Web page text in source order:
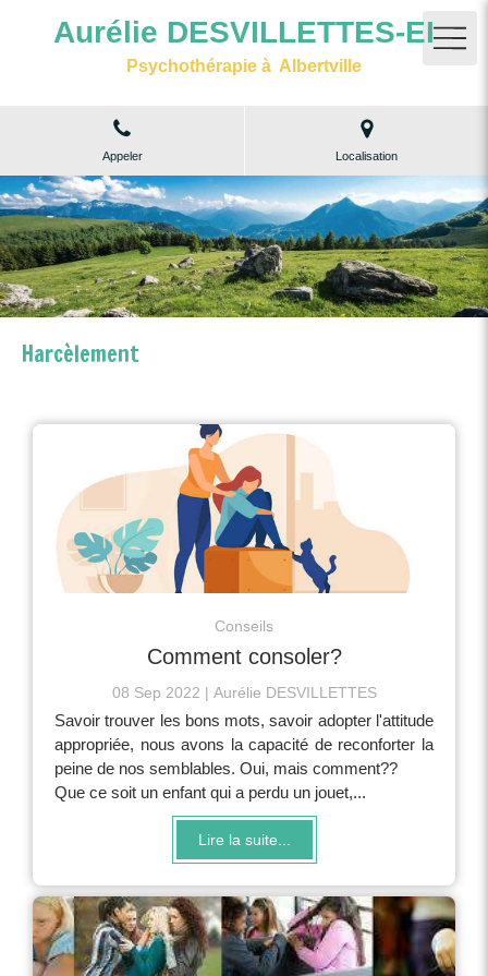
Aurélie DESVILLETTES-EI
Psychothérapie à Albertville
Appeler Localisation
Harcèlement
Conseils
Comment consoler?
08 Sep 2022 Aurélie DESVILLETTES
Savoir trouver les bons mots, savoir adopter l'attitude
appropriée, nous avons la capacité de reconforter la
peine de nos semblables. Oui, mais comment??
Que ce soit un enfant qui a perdu un jouet,...
Lire la suite...